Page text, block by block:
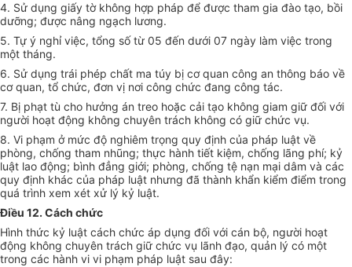
4. Sử dụng giấy tờ không hợp pháp để được tham gia đào tạo, bồi
dưỡng; được nâng ngạch lương.
5. Tự ý nghỉ việc, tổng số từ 05 đến dưới 07 ngày làm việc trong
một tháng.
6. Sử dụng trái phép chất ma túy bị cơ quan công an thông báo về
cơ quan, tổ chức, đơn vị nơi công chức đang công tác.
7. Bị phạt tù cho hưởng án treo hoặc cải tạo không giam giữ đối với
người hoạt động không chuyên trách không có giữ chức vụ.
8. Vi phạm ở mức độ nghiêm trọng quy định của pháp luật về
phòng, chống tham nhũng; thực hành tiết kiệm, chống lãng phí; kỷ
luật lao động; bình đẳng giới; phòng, chống tệ nạn mại dâm và các
quy định khác của pháp luật nhưng đã thành khẩn kiểm điểm trong
quá trình xem xét xử lý kỷ luật.
Điều 12. Cách chức
Hình thức kỷ luật cách chức áp dụng đối với cán bộ, người hoạt
động không chuyên trách giữ chức vụ lãnh đạo, quản lý có một
trong các hành vi vi phạm pháp luật sau đây: